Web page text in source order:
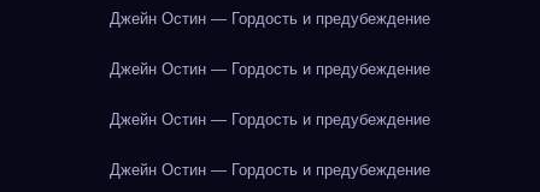
Джейн Остин — Гордость и предубеждение
Джейн Остин — Гордость и предубеждение
Джейн Остин — Гордость и предубеждение
Джейн Остин — Гордость и предубеждение